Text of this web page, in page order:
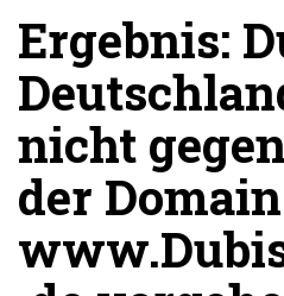
Ergebnis:
nicht
der Domain